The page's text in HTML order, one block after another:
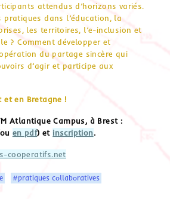
attendus d’horizons variés.
pratiques dans l’éducation, la
les territoires, l’e-inclusion et
? Comment développer et
du partage sincère qui
d’agir et participe aux
et en Bretagne !
Atlantique Campus, à Brest :
en pdf) et inscription.
cooperatifs.net
#pratiques collaboratives